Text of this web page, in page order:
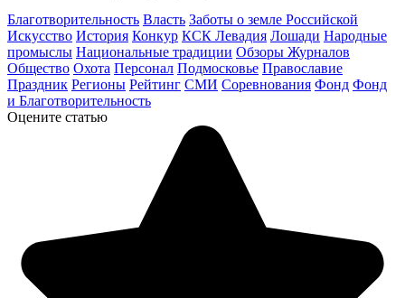
Благотворительность Власть Заботы о земле Российской
Искусство История Конкур КСК Левадия Лошади Народные
промыслы Национальные традиции Обзоры Журналов
Общество Охота Персонал Подмосковье Православие
Праздник Регионы Рейтинг СМИ Соревнования Фонд Фонд
и Благотворительность
Оцените статью